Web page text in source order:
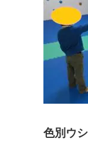
色別ウ